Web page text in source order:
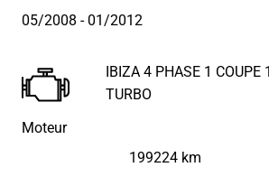
05/2008- 01/2012
Moteur
IBIZA 4 PHASE 1 COUPE
TURBO
199224 km